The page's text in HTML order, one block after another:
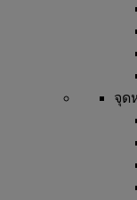
จุด